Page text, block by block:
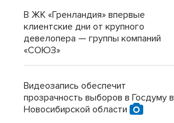
В ЖК «Гренландия» впервые
клиентские дни от крупного
девелопера — группы компаний
«СОЮЗ»
Видеозапись обеспечит
прозрачность выборов в Госдуму в
Новосибирской области